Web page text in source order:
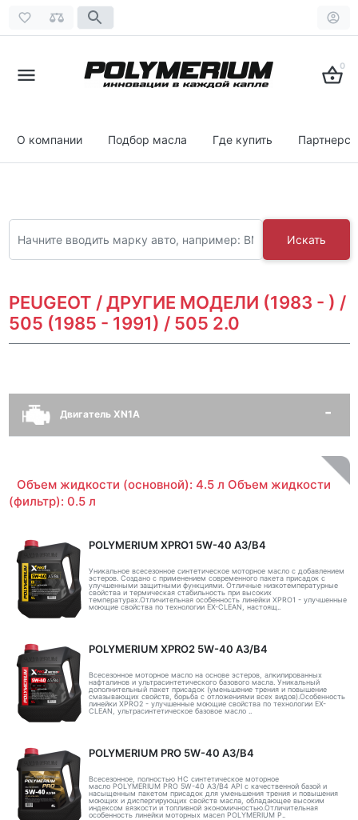
0
О компании Подбор масла Где купить
Искать
PEUGEOT / ДРУГИЕ МОДЕЛИ (1983 - ) /
505 (1985 - 1991) / 505 2.0
Двигатель XN1A
Объем жидкости (основной): 4.5 л Объем жидкости
(фильтр): 0.5 л
POLYMERIUM XPRO1 5W-40 A3/B4
Уникальное всесезонное синтетическое моторное масло с добавлением
эстеров. Создано с применением современного пакета присадок с
улучшенными защитными функциями. Отличные низкотемпературные
свойства и термическая стабильность при высоких
температурах.Отличительная особенность линейки XPRO1 - улучшенные
моющие свойства по технологии EX-CLEAN, настоящ..
POLYMERIUM XPRO2 5W-40 A3/B4
Всесезонное моторное масло на основе эстеров, алкилированных
нафталинов и ультрасинтетического базового масла. Уникальный
дополнительный пакет присадок (уменьшение трения и повышение
смазывающих свойств, борьба с отложениями всех видов).Особенность
линейки XPRO2 - улучшенные моющие свойства по технологии EX-
CLEAN, ультрасинтетическое базовое масло ..
POLYMERIUM PRO 5W-40 A3/B4
Всесезонное, полностью HC синтетическое моторное
масло POLYMERIUM PRO 5W-40 A3/B4 API с качественной базой и
насыщенным пакетом присадок для уменьшения трения и повышения
моющих и диспергирующих свойств масла, обладающее высоким
индексом вязкости и топливной экономичностью.Отличительная
особенность линейки моторных масел POLYMERIUM P..